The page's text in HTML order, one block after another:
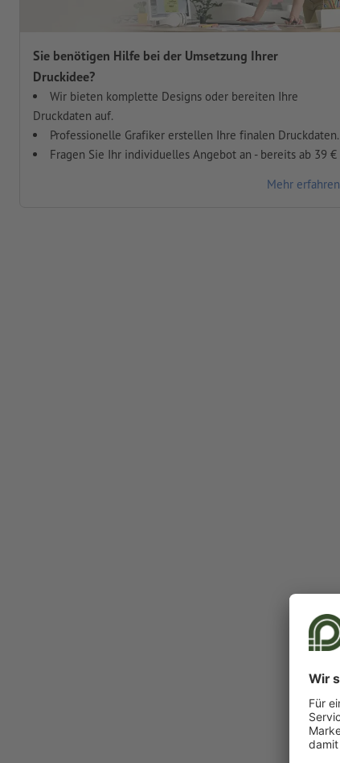
Sie benötigen Hilfe bei der Umsetzung Ihrer
Druckidee?
Wir bieten komplette Designs oder bereiten Ihre
Druckdaten auf.
Professionelle Grafiker erstellen Ihre finalen Druckdaten.
Fragen Sie Ihr individuelles Angebot an - bereits ab 39 €
Mehr erfahren